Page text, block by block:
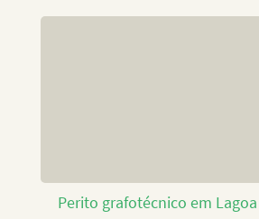
Perito grafotécnico em